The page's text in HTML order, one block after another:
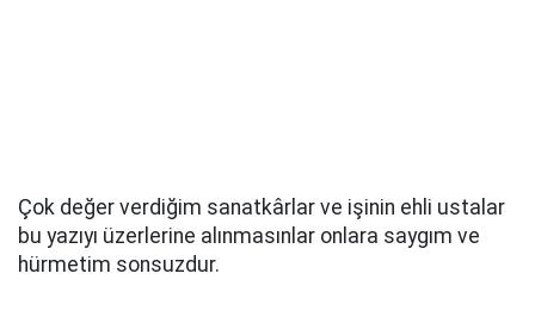
Çok değer verdiğim sanatkârlar ve işinin ehli ustalar
bu yazıyı üzerlerine alınmasınlar onlara saygım ve
hürmetim sonsuzdur.